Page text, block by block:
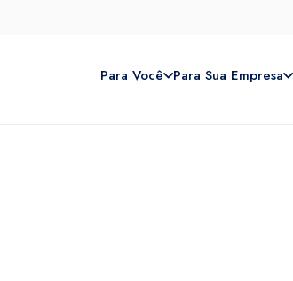
Para Você Para Sua Empresa